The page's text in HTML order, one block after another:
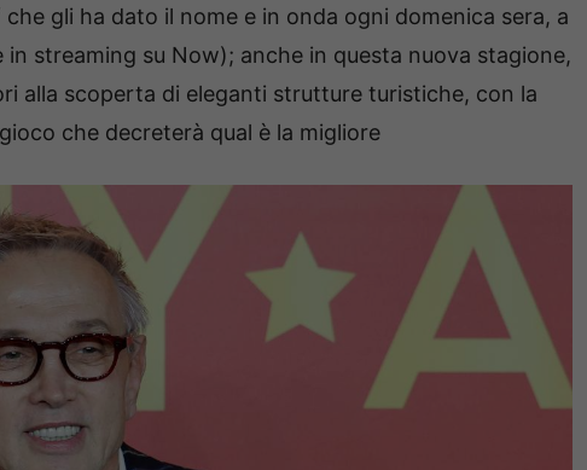
gli ha dato il nome e in onda ogni domenica sera, a
in streaming su Now); anche in questa nuova stagione,
alla scoperta di eleganti strutture turistiche, con la
che decreterà qual è la migliore